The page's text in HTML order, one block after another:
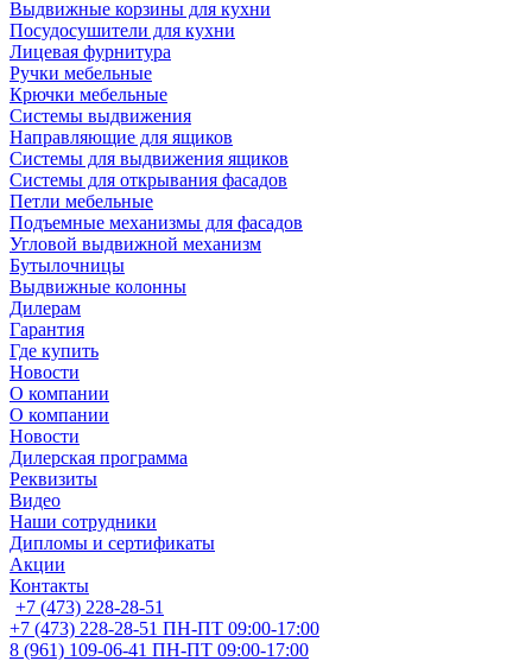
Выдвижные корзины для кухни
Посудосушители для кухни
Лицевая фурнитура
Ручки мебельные
Крючки мебельные
Системы выдвижения
Направляющие для ящиков
Системы для выдвижения ящиков
Системы для открывания фасадов
Петли мебельные
Подъемные механизмы для фасадов
Угловой выдвижной механизм
Бутылочницы
Выдвижные колонны
Дилерам
Гарантия
Где купить
Новости
О компании
О компании
Новости
Дилерская программа
Реквизиты
Видео
Наши сотрудники
Дипломы и сертификаты
Акции
Контакты
+7 (473) 228-28-51
+7 (473) 228-28-51 ПН-ПТ 09:00-17:00
8 (961) 109-06-41 ПН-ПТ 09:00-17:00